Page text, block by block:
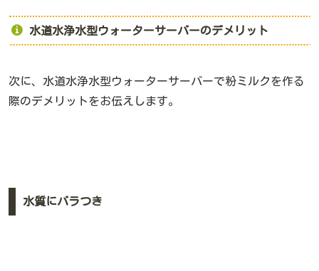
水道水浄水型ウォーターサーバーのデメリット
次に、水道水浄水型ウォーターサーバーで粉ミルクを作る
際のデメリットをお伝えします。
水質にバラつき